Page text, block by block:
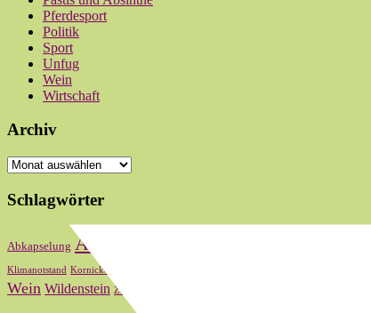
Pferdesport
Politik
Sport
Unfug
Wein
Wirtschaft
Archiv
Archiv
Schlagwörter
Abkapselung Abstimmung
Klimanotstand Kornicker
Wein Wildenstein Zum 2020